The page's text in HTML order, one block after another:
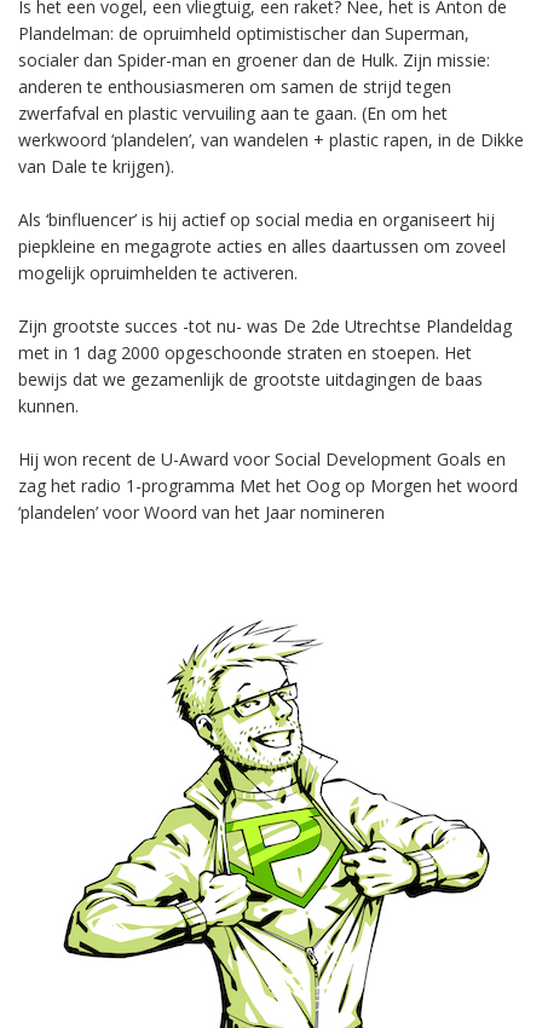
Is het een vogel, een vliegtuig, een raket? Nee, het is Anton de
Plandelman: de opruimheld optimistischer dan Superman,
socialer dan Spider-man en groener dan de Hulk. Zijn missie:
anderen te enthousiasmeren om samen de strijd tegen
zwerfafval en plastic vervuiling aan te gaan. (En om het
werkwoord ‘plandelen’, van wandelen + plastic rapen, in de Dikke
van Dale te krijgen).
Als ‘binfluencer’ is hij actief op social media en organiseert hij
piepkleine en megagrote acties en alles daartussen om zoveel
mogelijk opruimhelden te activeren.
Zijn grootste succes -tot nu- was De 2de Utrechtse Plandeldag
met in 1 dag 2000 opgeschoonde straten en stoepen. Het
bewijs dat we gezamenlijk de grootste uitdagingen de baas
kunnen.
Hij won recent de U-Award voor Social Development Goals en
zag het radio 1-programma Met het Oog op Morgen het woord
‘plandelen’ voor Woord van het Jaar nomineren